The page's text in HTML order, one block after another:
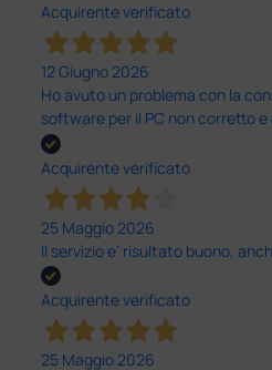
Acquirente verificato
12 Giugno 2026
Ho avuto un problema con la
software per il PC non corretto
Acquirente verificato
25 Maggio 2026
Il servizio e’ risultato buono,
Acquirente verificato
25 Maggio 2026